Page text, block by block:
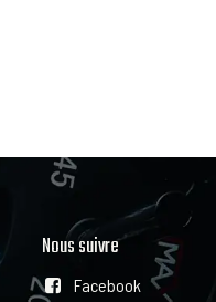
Nous suivre
Facebook